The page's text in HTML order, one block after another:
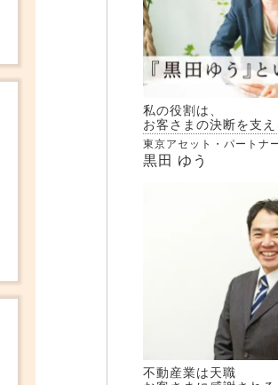
私の役割は、
お客さまの決断を支え
東京アセット・パートナ
黒田 ゆう
不動産業は天職